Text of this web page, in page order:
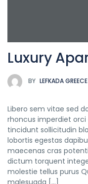
Luxury
BY LEFKADA GREECE
Libero sem vitae sed
rhoncus imperdiet
tincidunt sollicitudin
lobortis egestas
maecenas cras
dictum torquent
molestie tellus purus
malesuada […]